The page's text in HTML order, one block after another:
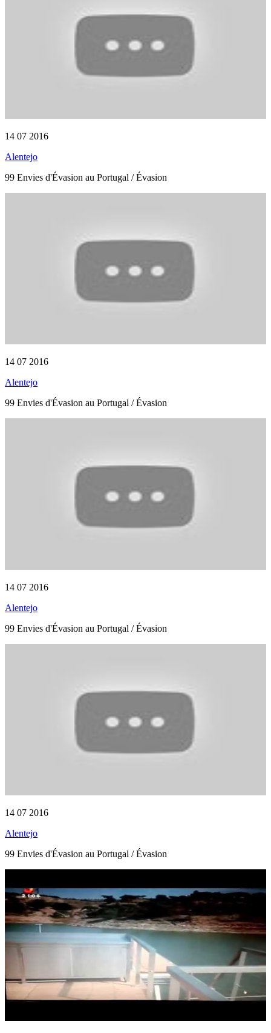
14 07 2016
Alentejo
99 Envies d'Évasion au Portugal / Évasion
14 07 2016
Alentejo
99 Envies d'Évasion au Portugal / Évasion
14 07 2016
Alentejo
99 Envies d'Évasion au Portugal / Évasion
14 07 2016
Alentejo
99 Envies d'Évasion au Portugal / Évasion